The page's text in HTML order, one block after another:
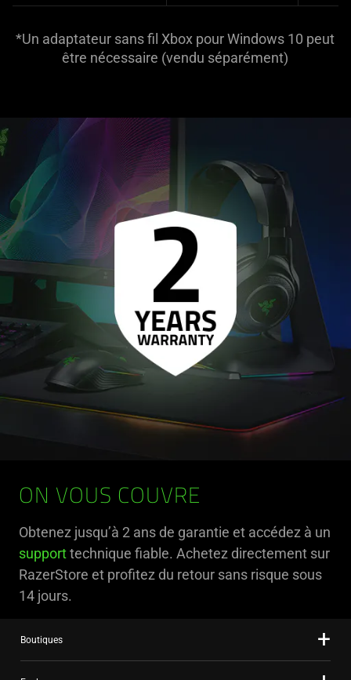
*Un adaptateur sans fil Xbox pour Windows 10 peut
être nécessaire (vendu séparément)
ON VOUS COUVRE
Obtenez jusqu’à 2 ans de garantie et accédez à un
supporttechnique fiable. Achetez directement sur
RazerStore et profitez du retour sans risque sous
14 jours.
Boutiques